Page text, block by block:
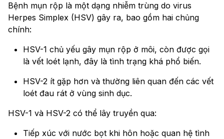
Bệnh mụn rộp là một dạng nhiễm trùng do virus
Herpes Simplex (HSV) gây ra, bao gồm hai chủng
chính:
HSV-1 chủ yếu gây mụn rộp ở môi, còn được gọi
là vết loét lạnh, đây là tình trạng khá phổ biến.
HSV-2 ít gặp hơn và thường liên quan đến các vết
loét đau rát ở vùng sinh dục.
HSV-1 và HSV-2 có thể lây truyền qua:
Tiếp xúc với nước bọt khi hôn hoặc quan hệ tình